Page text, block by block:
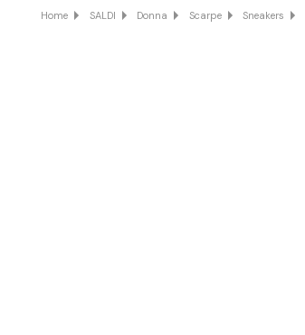
Home SALDI Donna Scarpe Sneakers